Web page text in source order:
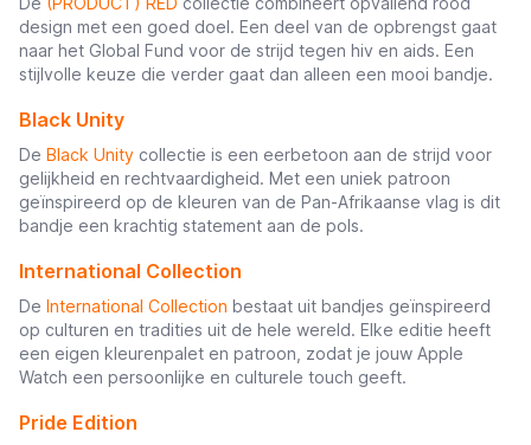
design met een goed doel. Een deel van de opbrengst gaat
naar het Global Fund voor de strijd tegen hiv en aids. Een
stijlvolle keuze die verder gaat dan alleen een mooi bandje.
Black Unity
De Black Unity collectie is een eerbetoon aan de strijd voor
gelijkheid en rechtvaardigheid. Met een uniek patroon
geïnspireerd op de kleuren van de Pan-Afrikaanse vlag is dit
bandje een krachtig statement aan de pols.
International Collection
De International Collection bestaat uit bandjes geïnspireerd
op culturen en tradities uit de hele wereld. Elke editie heeft
een eigen kleurenpalet en patroon, zodat je jouw Apple
Watch een persoonlijke en culturele touch geeft.
Pride Edition